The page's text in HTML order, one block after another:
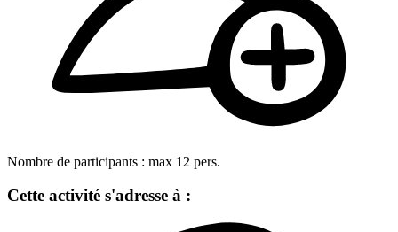
Nombre de participants : max 12 pers.
Cette activité s'adresse à :